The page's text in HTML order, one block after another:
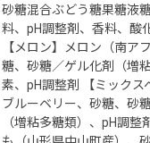
砂糖混合ぶどう糖果糖液
料、pH調整剤、香料、酸
【メロン】メロン（南ア
糖、砂糖／ゲル化剤（増
素、pH調整剤 【ミックス
ブルーベリー、砂糖、砂
（増粘多糖類）、pH調